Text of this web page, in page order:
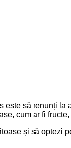
să renunți
cum ar fi
și să optezi